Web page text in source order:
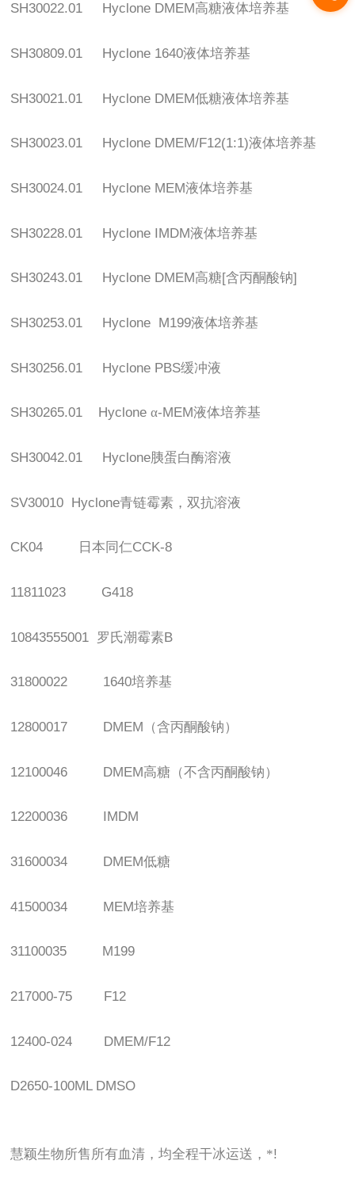
SH30022.01 Hyclone DMEM高糖液体培养基
SH30809.01 Hyclone 1640液体培养基
SH30021.01 Hyclone DMEM低糖液体培养基
SH30023.01 Hyclone DMEM/F12(1:1)液体培养基
SH30024.01 Hyclone MEM液体培养基
SH30228.01 Hyclone IMDM液体培养基
SH30243.01 Hyclone DMEM高糖[含丙酮酸钠]
SH30253.01 Hyclone M199液体培养基
SH30256.01 Hyclone PBS缓冲液
SH30265.01 Hycloneα-MEM液体培养基
SH30042.01 Hyclone胰蛋白酶溶液
SV30010 Hyclone青链霉素，双抗溶液
CK04 日本同仁CCK-8
11811023 G418
10843555001 罗氏潮霉素B
31800022 1640培养基
12800017 DMEM （含丙酮酸钠）
12100046 DMEM高糖（不含丙酮酸钠）
12200036 IMDM
31600034 DMEM低糖
41500034 MEM培养基
31100035 M199
217000-75 F12
12400-024 DMEM/F12
D2650-100ML DMSO
慧颖生物所售所有血清，均全程干冰运送，*!